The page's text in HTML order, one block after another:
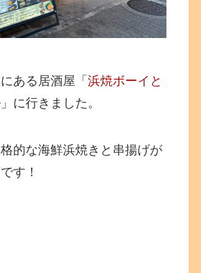
ある居酒屋「浜焼ボーイと
」に行きました。
的な海鮮浜焼きと串揚げが
す！